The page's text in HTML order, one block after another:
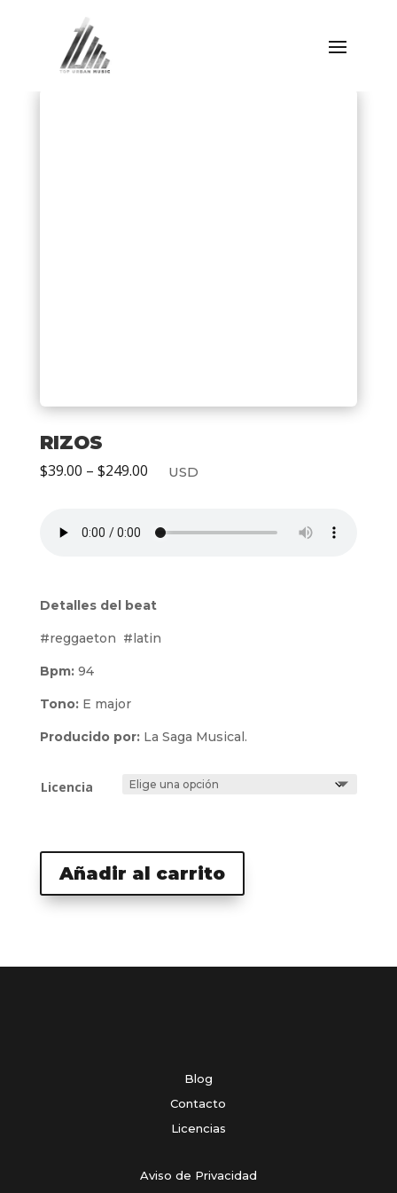
RIZOS
$39.00 – $249.00Price
through
USD
Detalles del beat
#reggaeton #latin
Bpm:94
Tono:E major
Producido por:La Saga Musical.
Licencia
Añadir al carrito
Blog
Contacto
Licencias
Aviso de Privacidad